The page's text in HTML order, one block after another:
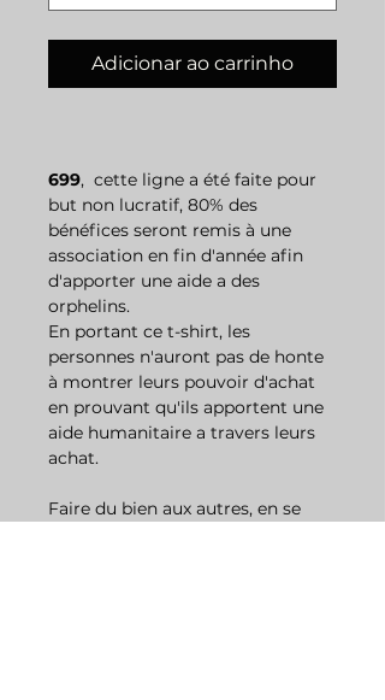
Adicionar ao carrinho
699, cette ligne a été faite pour
but non lucratif, 80% des
bénéfices seront remis à une
association en fin d'année afin
d'apporter une aide a des
orphelins.
En portant ce t-shirt, les
personnes n'auront pas de honte
à montrer leurs pouvoir d'achat
en prouvant qu'ils apportent une
aide humanitaire a travers leurs
achat.
Faire du bien aux autres, en se